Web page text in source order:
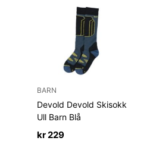
BARN
Devold Devold Skisokk
Ull Barn Blå
kr229